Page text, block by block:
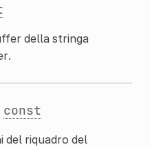
della stringa
const
del riquadro del